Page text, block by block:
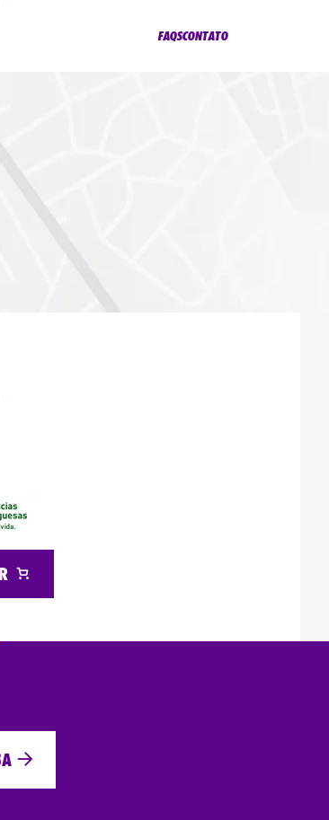
FAQSCONTATO